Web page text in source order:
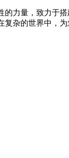
的力量，致力于
复杂的世界中，